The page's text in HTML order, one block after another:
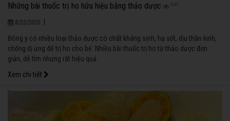
Những bài thuốc trị ho hữu hiệu bằng thảo dược 843
8/22/2020 |
Đông y có nhiều loại thảo dược có chất kháng sinh, hạ sốt, dịu thần kinh,
chống dị ứng để trị ho cho bé. Nhiều bài thuốc trị ho từ thảo dược đơn
giản, dễ tìm nhưng rất hiệu quả.
Xem chi tiết